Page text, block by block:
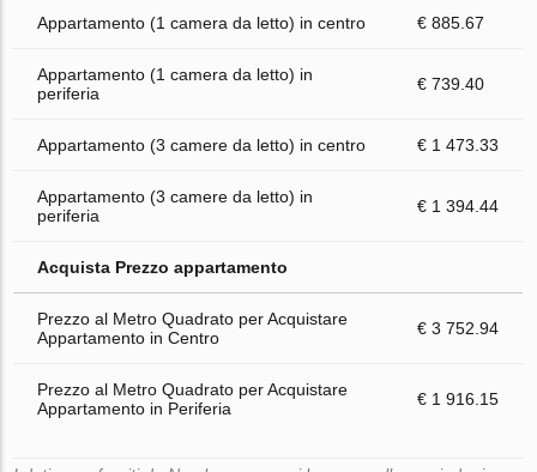
Appartamento (1 camera da letto) in centro € 885.67
Appartamento (1 camera da letto) in
periferia
€ 739.40
Appartamento (3 camere da letto) in centro € 1 473.33
Appartamento (3 camere da letto) in
periferia
€ 1 394.44
Acquista Prezzo appartamento
Prezzo al Metro Quadrato per Acquistare
Appartamento in Centro
€ 3 752.94
Prezzo al Metro Quadrato per Acquistare
Appartamento in Periferia
€ 1 916.15